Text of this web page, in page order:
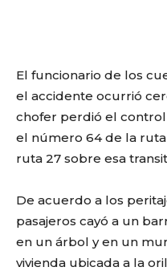
El funcionario de los
el accidente ocurrió
chofer perdió el
el número 64 de la
ruta 27 sobre esa
De acuerdo a los
pasajeros cayó a un
en un árbol y en un
vivienda ubicada a la